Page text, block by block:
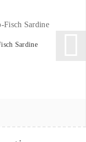
Sardine